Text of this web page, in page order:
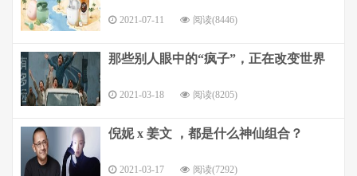
2021-07-11 阅读(8446)
那些别人眼中的“疯子”，正在改变世界
2021-03-18 阅读(8205)
倪妮 x 姜文 ，都是什么神仙组合？
2021-03-17 阅读(7292)